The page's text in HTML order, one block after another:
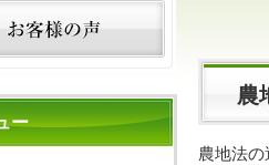
農
農地法の
ー